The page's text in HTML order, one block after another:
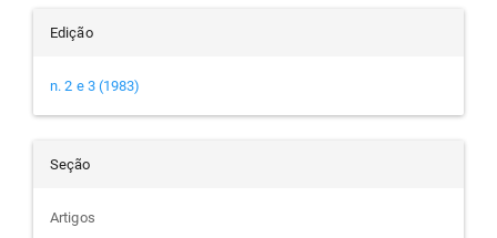
Edição
n. 2 e 3 (1983)
Seção
Artigos